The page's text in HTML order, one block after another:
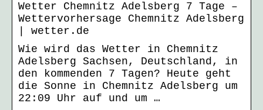
Wetter Chemnitz Adelsberg 7 Tage –
Wettervorhersage Chemnitz Adelsberg
| wetter.de
Wie wird das Wetter in Chemnitz
Adelsberg Sachsen, Deutschland, in
den kommenden 7 Tagen? Heute geht
die Sonne in Chemnitz Adelsberg um
22:09 Uhr auf und um …